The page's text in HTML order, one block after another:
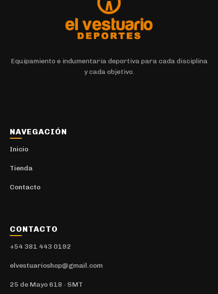
Equipamiento e indumentaria deportiva para cada disciplina
y cada objetivo.
NAVEGACIÓN
Inicio
Tienda
Contacto
CONTACTO
+54 381 443 0192
elvestuarioshop@gmail.com
25 de Mayo 618 · SMT